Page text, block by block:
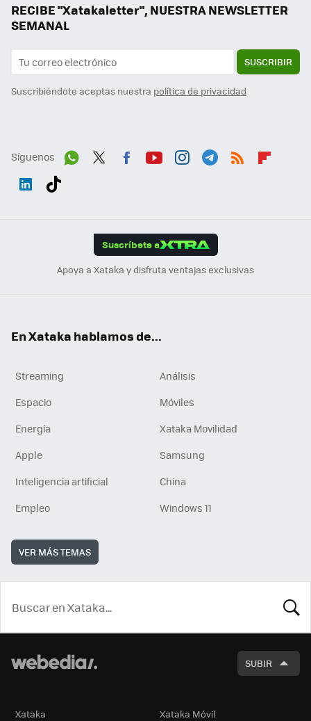
RECIBE "Xatakaletter", NUESTRA NEWSLETTER
SEMANAL
SUSCRIBIR
Suscribiéndote aceptas nuestra política de privacidad
Síguenos
Suscríbete a
Apoya a Xataka y disfruta ventajas exclusivas
En Xataka hablamos de...
Streaming
Análisis
Espacio
Móviles
Energía
Xataka Movilidad
Apple
Samsung
Inteligencia artificial
China
Empleo
Windows 11
VER MÁS TEMAS
SUBIR
Xataka Xataka Móvil